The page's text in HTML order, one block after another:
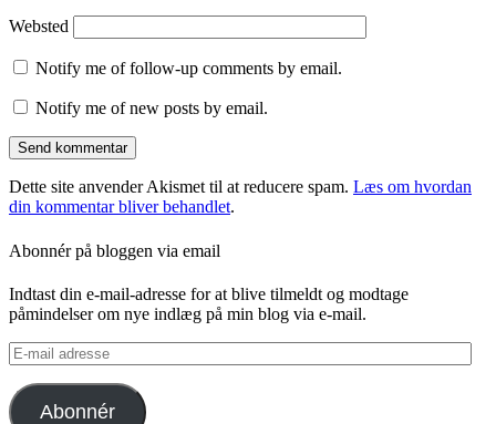
Websted
Notify me of follow-up comments by email.
Notify me of new posts by email.
Dette site anvender Akismet til at reducere spam. Læs om hvordan
din kommentar bliver behandlet.
Abonnér på bloggen via email
Indtast din e-mail-adresse for at blive tilmeldt og modtage
påmindelser om nye indlæg på min blog via e-mail.
E-
mail
adresse
Abonnér